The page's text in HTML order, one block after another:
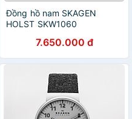
Đồng hồ nam SKAGEN
HOLST SKW1060
7.650.000 đ